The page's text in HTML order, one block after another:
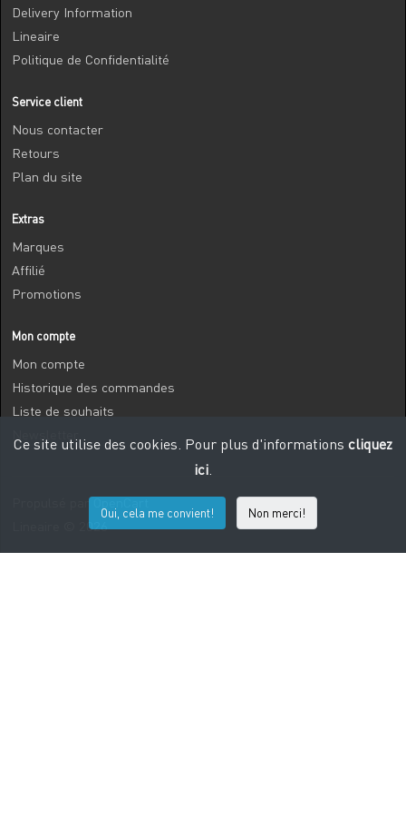
Delivery Information
Lineaire
Politique de Confidentialité
Service client
Nous contacter
Retours
Plan du site
Extras
Marques
Affilié
Promotions
Mon compte
Mon compte
Historique des commandes
Liste de souhaits
Propulsé par
Lineaire © 2026
Ce site utilise des cookies. Pour plus d'informations cliquez
ici.
Oui, cela me convient! Non merci!